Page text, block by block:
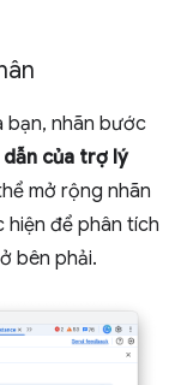
bạn, nhãn bước
dẫn của trợ lý
mở rộng nhãn
hiện để phân tích
bên phải.